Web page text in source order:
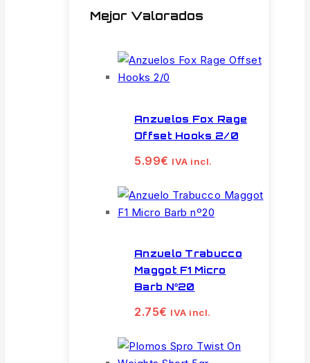
Mejor Valorados
Anzuelos Fox Rage
Offset Hooks 2/0
5.99€ IVA incl.
Anzuelo Trabucco
Maggot F1 Micro
Barb Nº20
2.75€ IVA incl.